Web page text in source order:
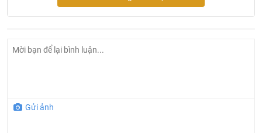
- Thương hiệu: Bravat
Gửi ảnh